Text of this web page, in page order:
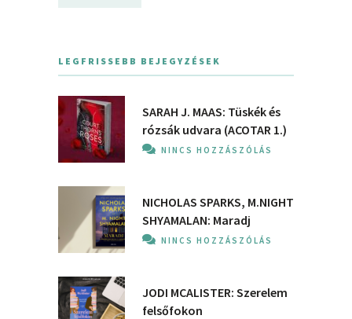
LEGFRISSEBB BEJEGYZÉSEK
SARAH J. MAAS: Tüskék és
rózsák udvara (ACOTAR 1.)
NINCS HOZZÁSZÓLÁS
NICHOLAS SPARKS, M.NIGHT
SHYAMALAN: Maradj
NINCS HOZZÁSZÓLÁS
JODI MCALISTER: Szerelem
felsőfokon